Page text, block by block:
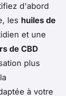
d'abord
les huiles de
et une
de CBD
plus
à votre